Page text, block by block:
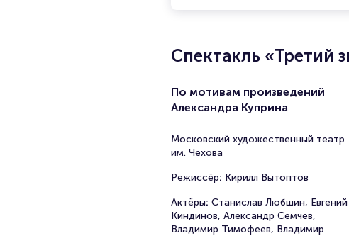
Спектакль «Третий
По мотивам произведений
Александра Куприна
Московский художественный театр
им. Чехова
Режиссёр: Кирилл Вытоптов
Актёры: Станислав Любшин, Евгений
Киндинов, Александр Семчев,
Владимир Тимофеев, Владимир